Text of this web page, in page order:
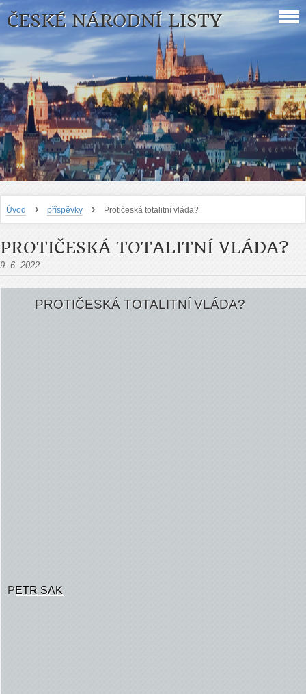
ČESKÉ NÁRODNÍ LISTY
Úvod › příspěvky › Protičeská totalitní vláda?
PROTIČESKÁ TOTALITNÍ VLÁDA?
9. 6. 2022
PROTIČESKÁ TOTALITNÍ VLÁDA?
PETR SAK